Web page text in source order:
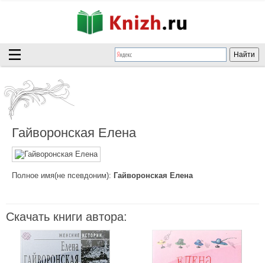
Гайворонская Елена
Полное имя(не псевдоним): Гайворонская Елена
Скачать книги автора: